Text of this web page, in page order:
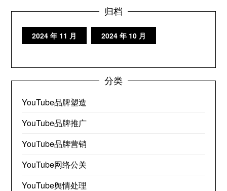
归档
2024 年 11 月 2024 年 10 月
分类
YouTube品牌塑造
YouTube品牌推广
YouTube品牌营销
YouTube网络公关
YouTube舆情处理